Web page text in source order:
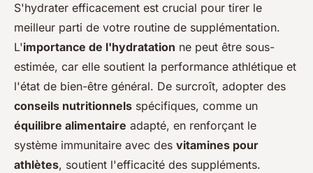
S'hydrater efficacement est crucial pour tirer le
meilleur parti de votre routine de supplémentation.
L'importance de l'hydratation ne peut être sous-
estimée, car elle soutient la performance athlétique et
l'état de bien-être général. De surcroît, adopter des
conseils nutritionnels spécifiques, comme un
équilibre alimentaire adapté, en renforçant le
système immunitaire avec des vitamines pour
athlètes, soutient l'efficacité des suppléments.